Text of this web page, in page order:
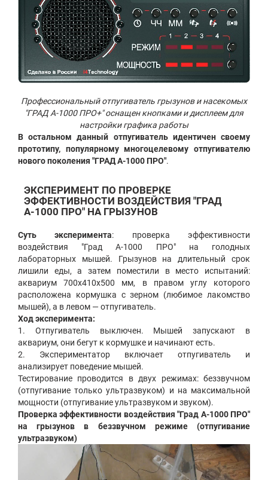
Профессиональный отпугиватель грызунов и насекомых
"ГРАД А-1000 ПРО+" оснащен кнопками и дисплеем для
настройки графика работы
В остальном данный отпугиватель идентичен своему
прототипу, популярному многоцелевому отпугивателю
нового поколения "ГРАД А-1000 ПРО".
ЭКСПЕРИМЕНТ ПО ПРОВЕРКЕ
ЭФФЕКТИВНОСТИ ВОЗДЕЙСТВИЯ "ГРАД
А-1000 ПРО" НА ГРЫЗУНОВ
Суть эксперимента: проверка эффективности
воздействия "Град А-1000 ПРО" на голодных
лабораторных мышей. Грызунов на длительный срок
лишили еды, а затем поместили в место испытаний:
аквариум 700х410х500 мм, в правом углу которого
расположена кормушка с зерном (любимое лакомство
мышей), а в левом — отпугиватель.
Ход эксперимента:
1. Отпугиватель выключен. Мышей запускают в
аквариум, они бегут к кормушке и начинают есть.
2. Экспериментатор включает отпугиватель и
анализирует поведение мышей.
Тестирование проводится в двух режимах: беззвучном
(отпугивание только ультразвуком) и на максимальной
мощности (отпугивание ультразвуком и звуком).
Проверка эффективности воздействия "Град А-1000 ПРО"
на грызунов в беззвучном режиме (отпугивание
ультразвуком)